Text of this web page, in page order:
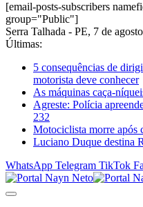
[email-posts-subscribers
group="Public"]
Serra Talhada - PE, 7 de
Últimas:
5 consequências de
motorista deve conhecer
As máquinas caça-
Agreste: Polícia
232
Motociclista morre após
Luciano Duque destina
WhatsApp Telegram TikTok